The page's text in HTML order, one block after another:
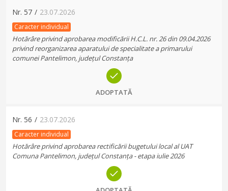
Nr. 57 / 23.07.2026
Caracter individual
Hotărâre privind aprobarea modificării H.C.L. nr. 26 din 09.04.2026
privind reorganizarea aparatului de specialitate a primarului
comunei Pantelimon, județul Constanța
ADOPTATĂ
Nr. 56 / 23.07.2026
Caracter individual
Hotărâre privind aprobarea rectificării bugetului local al UAT
Comuna Pantelimon, județul Constanța - etapa iulie 2026